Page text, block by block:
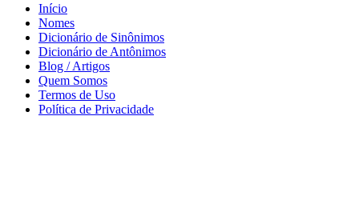
Início
Nomes
Dicionário de Sinônimos
Dicionário de Antônimos
Blog / Artigos
Quem Somos
Termos de Uso
Política de Privacidade